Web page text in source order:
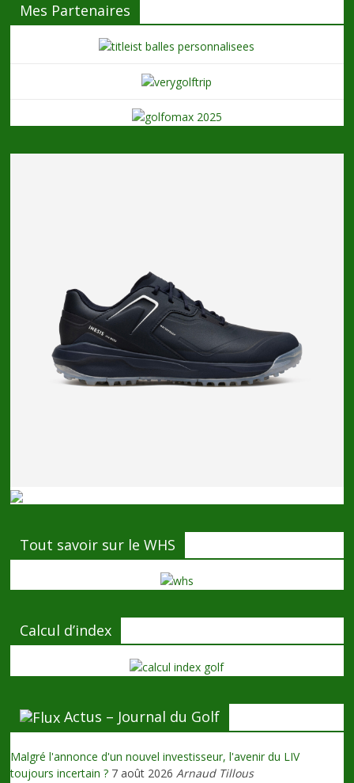
Mes Partenaires
Tout savoir sur le WHS
Calcul d’index
Actus – Journal du Golf
Malgré l'annonce d'un nouvel investisseur, l'avenir du LIV
toujours incertain ? 7 août 2026 Arnaud Tillous